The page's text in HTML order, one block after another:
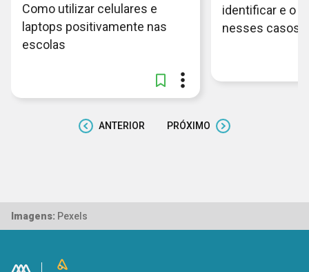
Como utilizar celulares e
laptops positivamente nas
escolas
identificar e o
nesses casos
ANTERIOR PRÓXIMO
Imagens: Pexels